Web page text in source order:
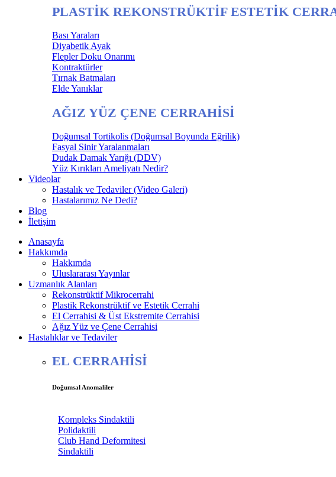
PLASTİK REKONSTRÜKTİF ESTETİK
Bası Yaraları
Diyabetik Ayak
Flepler Doku Onarımı
Kontraktürler
Tırnak Batmaları
Elde Yanıklar
AĞIZ YÜZ ÇENE CERRAHİSİ
Doğumsal Tortikolis (Doğumsal Boyunda Eğrilik)
Fasyal Sinir Yaralanmaları
Dudak Damak Yarığı (DDV)
Yüz Kırıkları Ameliyatı Nedir?
Videolar
Hastalık ve Tedaviler (Video Galeri)
Hastalarımız Ne Dedi?
Blog
İletişim
Anasayfa
Hakkımda
Hakkımda
Uluslararası Yayınlar
Uzmanlık Alanları
Rekonstrüktif Mikrocerrahi
Plastik Rekonstrüktif ve Estetik Cerrahi
El Cerrahisi & Üst Ekstremite Cerrahisi
Ağız Yüz ve Çene Cerrahisi
Hastalıklar ve Tedaviler
EL CERRAHİSİ
Doğumsal Anomaliler
Kompleks Sindaktili
Polidaktili
Club Hand Deformitesi
Sindaktili